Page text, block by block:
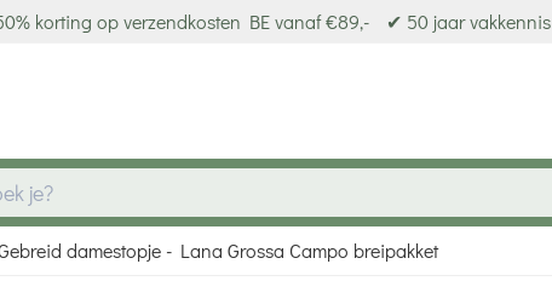
korting op verzendkosten BE vanaf €89,- ✔ 50 jaar vakkennis
damestopje - Lana Grossa Campo breipakket